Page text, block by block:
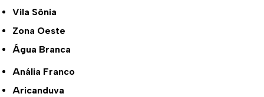
Vila Sônia
Zona Oeste
Água Branca
Anália Franco
Aricanduva